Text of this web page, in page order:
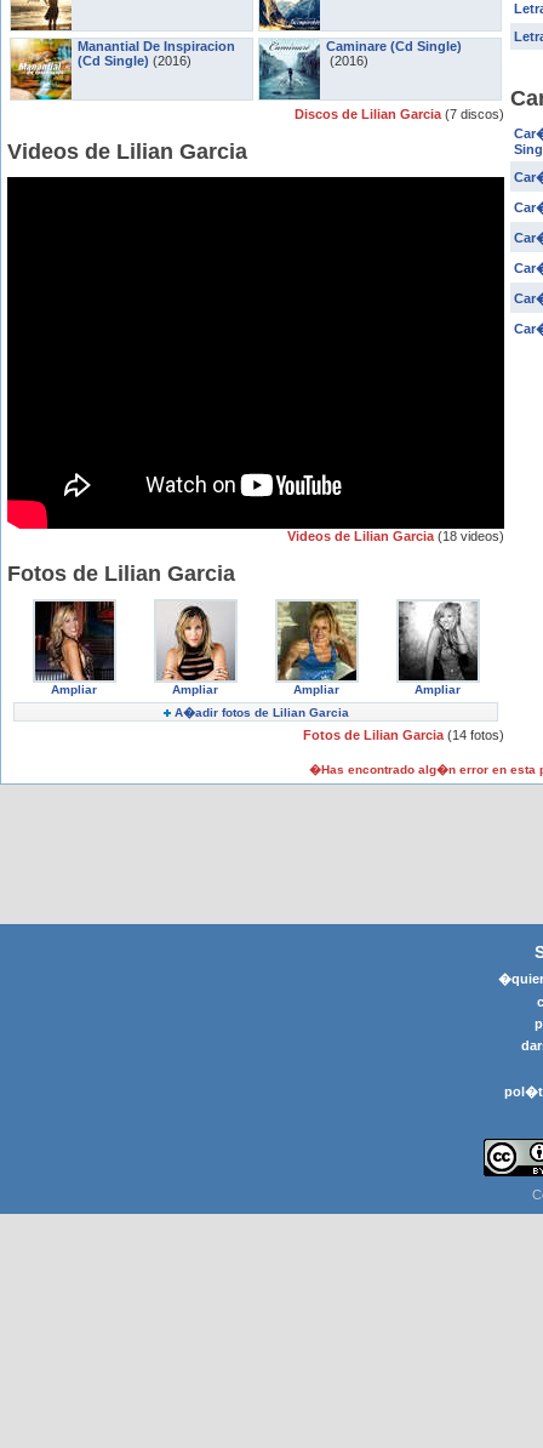
Manantial De Inspiracion
(Cd Single) (2016)
Caminare (Cd Single)
(2016)
Discos de Lilian Garcia (7 discos)
Videos de Lilian Garcia
Videos de Lilian Garcia (18 videos)
Fotos de Lilian Garcia
Ampliar Ampliar Ampliar
Ampliar
A�adir fotos de Lilian Garcia
Fotos de Lilian Garcia (14 fotos)
�Has encontrado alg�n error en esta